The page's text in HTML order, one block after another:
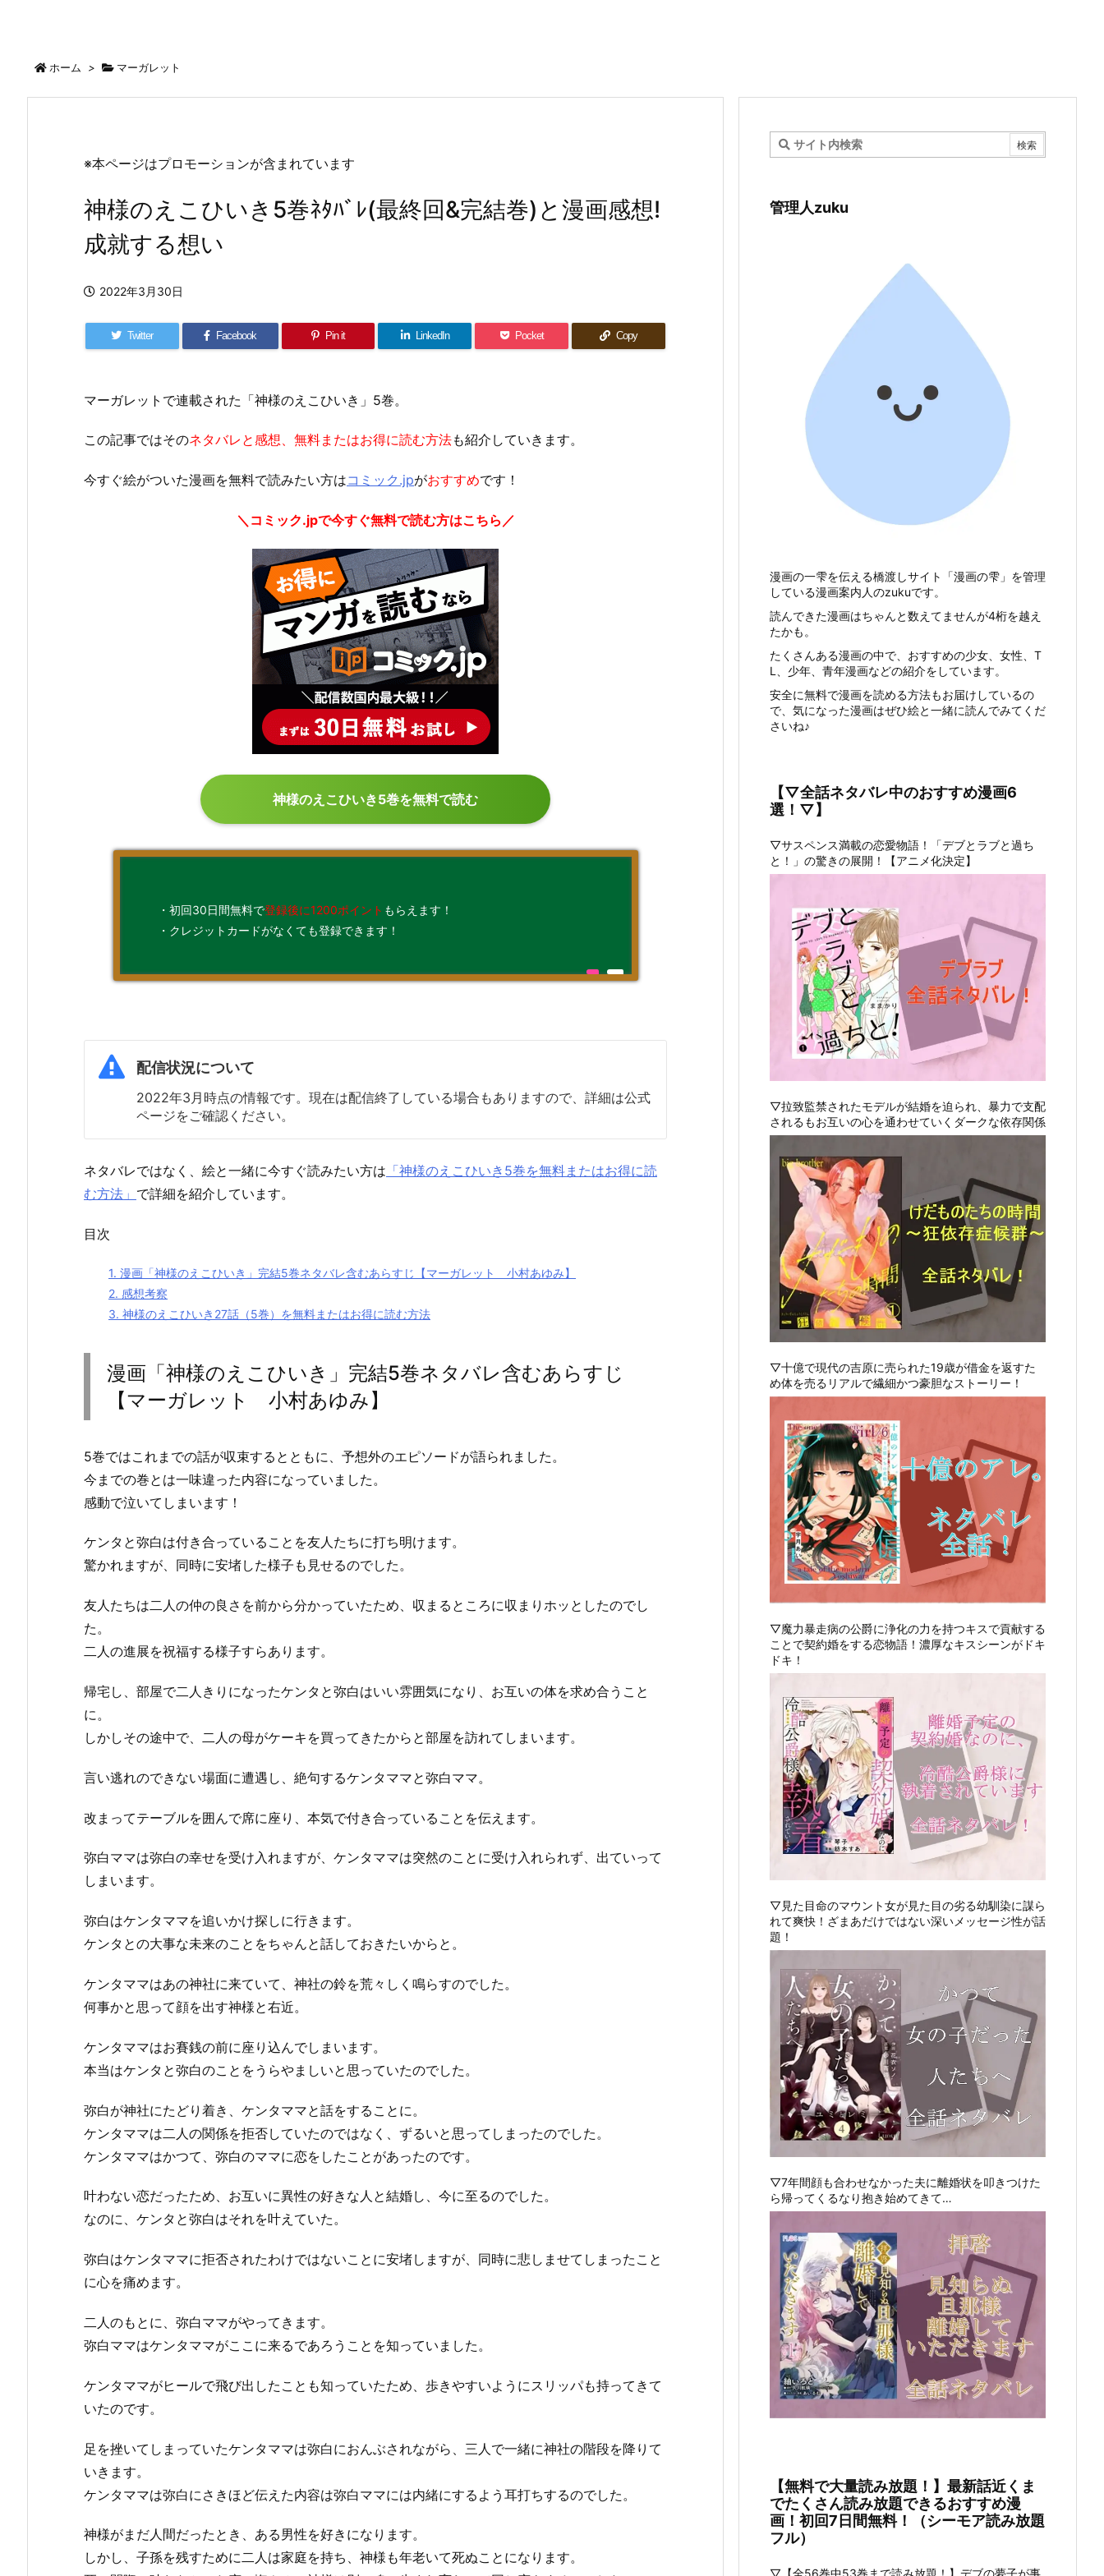
ホーム > マーガレット
※本ページはプロモーションが含まれています
神様のえこひいき5巻ﾈﾀﾊﾞﾚ(最終回&完結巻)と漫画感想!
成就する想い
2022年3月30日
Twitter Facebook Pin it LinkedIn Pocket Copy
マーガレットで連載された「神様のえこひいき」5巻。
この記事ではそのネタバレと感想、無料またはお得に読む方法も紹介していきます。
今すぐ絵がついた漫画を無料で読みたい方はコミック.jpがおすすめです！
＼コミック.jpで今すぐ無料で読む方はこちら／
神様のえこひいき5巻を無料で読む
・初回30日間無料で登録後に1200ポイント もらえます！
・クレジットカードがなくても登録できます！
配信状況について
2022年3月時点の情報です。現在は配信終了している場合もありますので、詳細は公式
ページをご確認ください。
ネタバレではなく、絵と一緒に今すぐ読みたい方は 「神様のえこひいき5巻を無料またはお得に読
む方法」 で詳細を紹介しています。
目次
1. 漫画「神様のえこひいき」完結5巻ネタバレ含むあらすじ【マーガレット 小村あゆみ】
2. 感想考察
3. 神様のえこひいき27話（5巻）を無料またはお得に読む方法
漫画「神様のえこひいき」完結5巻ネタバレ含むあらすじ
【マーガレット 小村あゆみ】
5巻ではこれまでの話が収束するとともに、予想外のエピソードが語られました。
今までの巻とは一味違った内容になっていました。
感動で泣いてしまいます！
ケンタと弥白は付き合っていることを友人たちに打ち明けます。
驚かれますが、同時に安堵した様子も見せるのでした。
友人たちは二人の仲の良さを前から分かっていたため、収まるところに収まりホッとしたのでし
た。
二人の進展を祝福する様子すらあります。
帰宅し、部屋で二人きりになったケンタと弥白はいい雰囲気になり、お互いの体を求め合うこと
に。
しかしその途中で、二人の母がケーキを買ってきたからと部屋を訪れてしまいます。
言い逃れのできない場面に遭遇し、絶句するケンタママと弥白ママ。
改まってテーブルを囲んで席に座り、本気で付き合っていることを伝えます。
弥白ママは弥白の幸せを受け入れますが、ケンタママは突然のことに受け入れられず、出ていって
しまいます。
弥白はケンタママを追いかけ探しに行きます。
ケンタとの大事な未来のことをちゃんと話しておきたいからと。
ケンタママはあの神社に来ていて、神社の鈴を荒々しく鳴らすのでした。
何事かと思って顔を出す神様と右近。
ケンタママはお賽銭の前に座り込んでしまいます。
本当はケンタと弥白のことをうらやましいと思っていたのでした。
弥白が神社にたどり着き、ケンタママと話をすることに。
ケンタママは二人の関係を拒否していたのではなく、ずるいと思ってしまったのでした。
ケンタママはかつて、弥白のママに恋をしたことがあったのです。
叶わない恋だったため、お互いに異性の好きな人と結婚し、今に至るのでした。
なのに、ケンタと弥白はそれを叶えていた。
弥白はケンタママに拒否されたわけではないことに安堵しますが、同時に悲しませてしまったこと
に心を痛めます。
二人のもとに、弥白ママがやってきます。
弥白ママはケンタママがここに来るであろうことを知っていました。
ケンタママがヒールで飛び出したことも知っていたため、歩きやすいようにスリッパも持ってきて
いたのです。
足を挫いてしまっていたケンタママは弥白におんぶされながら、三人で一緒に神社の階段を降りて
いきます。
ケンタママは弥白にさきほど伝えた内容は弥白ママには内緒にするよう耳打ちするのでした。
神様がまだ人間だったとき、ある男性を好きになります。
しかし、子孫を残すために二人は家庭を持ち、神様も年老いて死ぬことになります。
管理人zuku
漫画の一雫を伝える橋渡しサイト「漫画の雫」を管理
している漫画案内人のzukuです。
読んできた漫画はちゃんと数えてませんが4桁を越え
たかも。
たくさんある漫画の中で、おすすめの少女、女性、T
L、少年、青年漫画などの紹介をしています。
安全に無料で漫画を読める方法もお届けしているの
で、気になった漫画はぜひ絵と一緒に読んでみてくだ
さいね♪
【▽全話ネタバレ中のおすすめ漫画6
選！▽】
▽サスペンス満載の恋愛物語！「デブとラブと過ち
と！」の驚きの展開！【アニメ化決定】
▽拉致監禁されたモデルが結婚を迫られ、暴力で支配
されるもお互いの心を通わせていくダークな依存関係
▽十億で現代の吉原に売られた19歳が借金を返すた
め体を売るリアルで繊細かつ豪胆なストーリー！
▽魔力暴走病の公爵に浄化の力を持つキスで貢献する
ことで契約婚をする恋物語！濃厚なキスシーンがドキ
ドキ！
▽見た目命のマウント女が見た目の劣る幼馴染に謀ら
れて爽快！ざまあだけではない深いメッセージ性が話
題！
▽7年間顔も合わせなかった夫に離婚状を叩きつけた
ら帰ってくるなり抱き始めてきて…
【無料で大量読み放題！】最新話近くま
でたくさん読み放題できるおすすめ漫
画！初回7日間無料！（シーモア読み放題
フル）